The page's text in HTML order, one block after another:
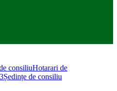
consiliuHotarari de
Ședințe de consiliu